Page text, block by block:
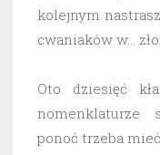
kolejnym
cwaniaków w…
Oto dziesięć
nomenklaturze
ponoć trzeba